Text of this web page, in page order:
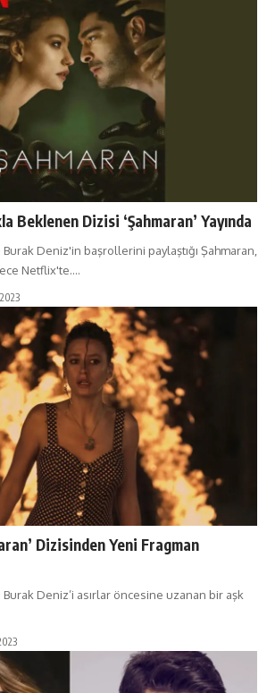
Beklenen Dizisi ‘Şahmaran’ Yayında
Burak Deniz'in başrollerini paylaştığı Şahmaran,
Netflix'te.…
Dizisinden Yeni Fragman
Burak Deniz’i asırlar öncesine uzanan bir aşk